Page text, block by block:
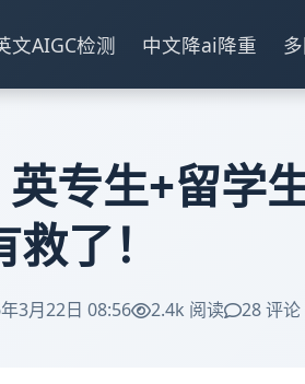
文AIGC检测 中文降ai降重
专生+留学
救了！
3月22日 08:56 2.4k 阅读 28 评论